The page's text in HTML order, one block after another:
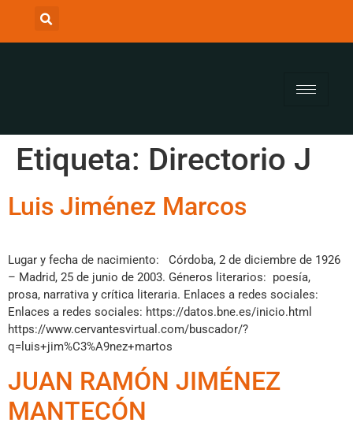
Etiqueta: Directorio J
Luis Jiménez Marcos
Lugar y fecha de nacimiento: Córdoba, 2 de diciembre de 1926
– Madrid, 25 de junio de 2003. Géneros literarios: poesía,
prosa, narrativa y crítica literaria. Enlaces a redes sociales:
Enlaces a redes sociales: https://datos.bne.es/inicio.html
https://www.cervantesvirtual.com/buscador/?
q=luis+jim%C3%A9nez+martos
JUAN RAMÓN JIMÉNEZ
MANTECÓN